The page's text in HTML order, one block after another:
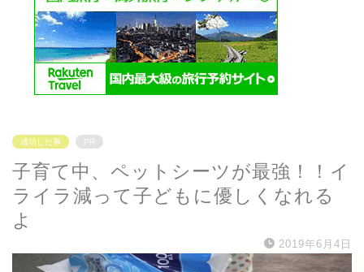
成功した事 PR
子育て中、ペットシーツが最強！！イ
ライラ減って子どもに優しくなれる
よ
2019年6月4日